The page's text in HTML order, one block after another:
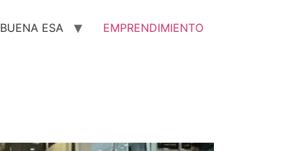
BUENA ESA EMPRENDIMIENTO